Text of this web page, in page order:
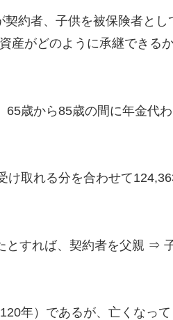
約者、子供を被保険者とし
産がどのように承継できる
歳から85歳の間に年金代
け取れる分を合わせて
とすれば、契約者を父親 ⇒
年）であるが、亡くなって